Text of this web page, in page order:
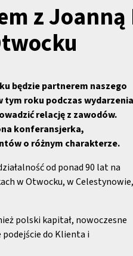
z
będzie partnerem naszego
tym roku podczas wydarzenia
relację z zawodów.
konferansjerka,
o różnym charakterze.
od ponad 90 lat na
w Otwocku, w Celestynowie,
polski kapitał, nowoczesne
do Klienta i